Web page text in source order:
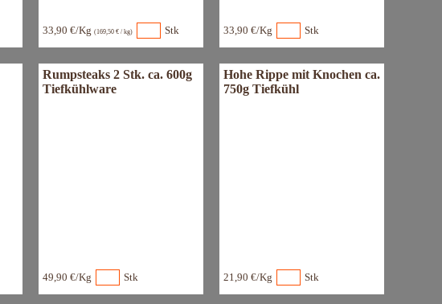
33,90 €/Kg (169,50 € / kg) Stk 33,90 €/Kg Stk
Rumpsteaks 2 Stk. ca. 600g
Tiefkühlware
49,90 €/Kg Stk
Hohe Rippe mit Knochen ca.
750g Tiefkühl
21,90 €/Kg Stk